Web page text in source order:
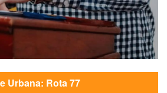
Urbana: Rota 77